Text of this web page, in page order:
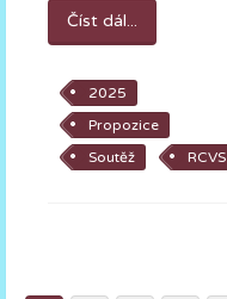
Číst dál...
2025
Propozice
Soutěž
RCVS